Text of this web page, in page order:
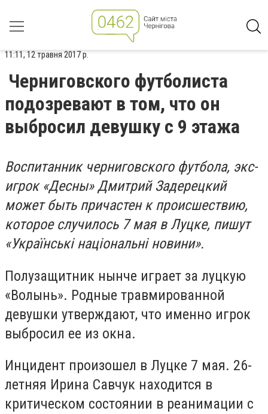
11:11, 12 травня 2017 р.
Черниговского футболиста
подозревают в том, что он
выбросил девушку с 9 этажа
Воспитанник черниговского футбола, экс-
игрок «Десны» Дмитрий Задерецкий
может быть причастен к происшествию,
которое случилось 7 мая в Луцке, пишут
«Українські національні новини».
Полузащитник нынче играет за луцкую
«Волынь». Родные травмированной
девушки утверждают, что именно игрок
выбросил ее из окна.
Инцидент произошел в Луцке 7 мая. 26-
летняя Ирина Савчук находится в
критическом состоянии в реанимации с